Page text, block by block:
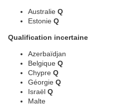
Australie Q
Estonie Q
Qualification incertaine
Azerbaïdjan
Belgique Q
Chypre Q
Géorgie Q
Israël Q
Malte